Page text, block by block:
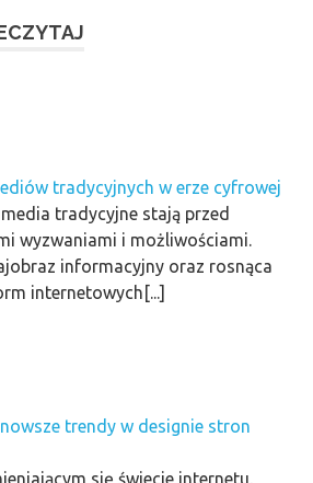
tradycyjnych w erze cyfrowej
tradycyjne stają przed
wyzwaniami i możliwościami.
informacyjny oraz rosnąca
internetowych[...]
trendy w designie stron
się świecie internetu,